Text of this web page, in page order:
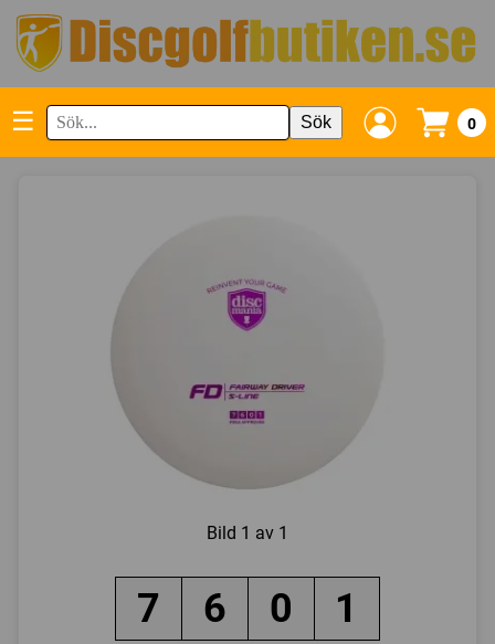
☰ Sök 0
Bild 1 av 1
7 6 0 1